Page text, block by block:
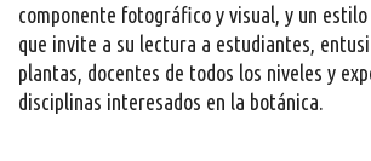
componente fotográfico y visual, y un
que invite a su lectura a estudiantes,
plantas, docentes de todos los niveles y
disciplinas interesados en la botánica.